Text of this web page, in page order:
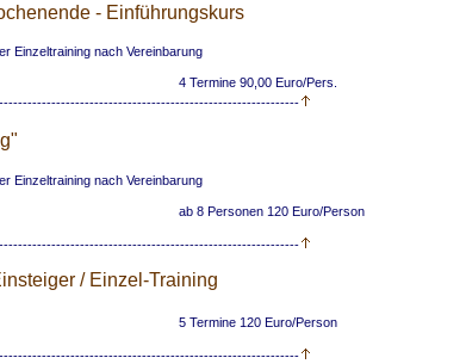
- Einführungskurs
Einzeltraining nach Vereinbarung
4 Termine 90,00 Euro/Pers.
Einzeltraining nach Vereinbarung
ab 8 Personen 120 Euro/Person
/ Einzel-Training
5 Termine 120 Euro/Person